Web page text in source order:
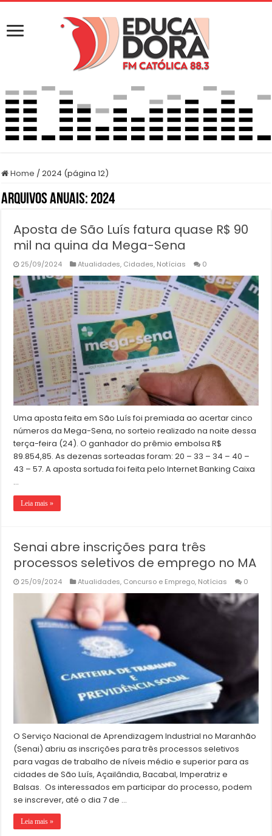
Home /2024 (página 12)
Arquivos Anuais: 2024
Aposta de São Luís fatura quase R$ 90
mil na quina da Mega-Sena
25/09/2024 Atualidades, Cidades, Notícias 0
Uma aposta feita em São Luís foi premiada ao acertar cinco
números da Mega-Sena, no sorteio realizado na noite dessa
terça-feira (24). O ganhador do prêmio embolsa R$
89.854,85. As dezenas sorteadas foram: 20 – 33 – 34 – 40 –
43 – 57. A aposta sortuda foi feita pelo Internet Banking Caixa
…
Leia mais »
Senai abre inscrições para três
processos seletivos de emprego no MA
25/09/2024 Atualidades, Concurso e Emprego, Notícias 0
O Serviço Nacional de Aprendizagem Industrial no Maranhão
(Senai) abriu as inscrições para três processos seletivos
para vagas de trabalho de níveis médio e superior para as
cidades de São Luís, Açailândia, Bacabal, Imperatriz e
Balsas. Os interessados em participar do processo, podem
se inscrever, até o dia 7 de …
Leia mais »